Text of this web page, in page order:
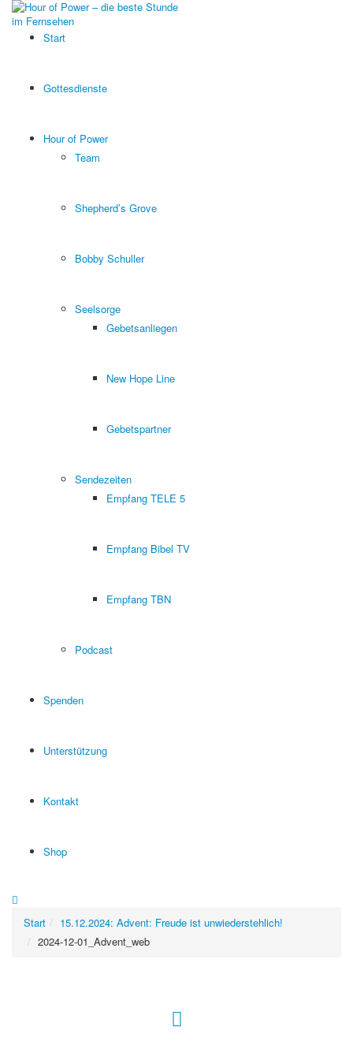
Start
Gottesdienste
Hour of Power
Team
Shepherd’s Grove
Bobby Schuller
Seelsorge
Gebetsanliegen
New Hope Line
Gebetspartner
Sendezeiten
Empfang TELE 5
Empfang Bibel TV
Empfang TBN
Podcast
Spenden
Unterstützung
Kontakt
Shop
Start
15.12.2024: Advent: Freude ist unwiederstehlich!
2024-12-01_Advent_web